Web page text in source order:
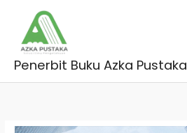
content
Penerbit Buku Azka Pustaka